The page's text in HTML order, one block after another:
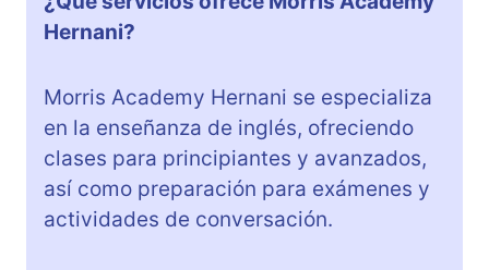
Hernani?
Morris Academy Hernani se especializa
en la enseñanza de inglés, ofreciendo
clases para principiantes y avanzados,
así como preparación para exámenes y
actividades de conversación.